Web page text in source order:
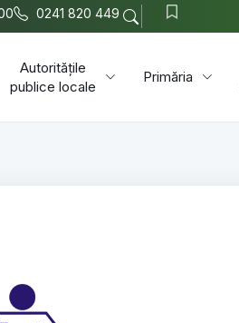
0241 820 449
Autoritățile
publice locale
Primăria